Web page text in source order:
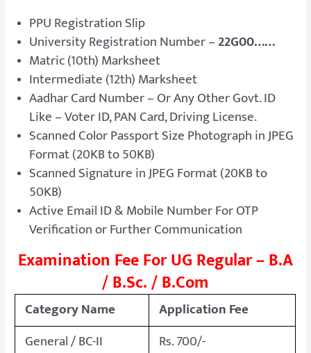
PPU Registration Slip
University Registration Number –22G00……
Matric (10th) Marksheet
Intermediate (12th) Marksheet
Aadhar Card Number – Or Any Other Govt. ID
Like – Voter ID, PAN Card, Driving License.
Scanned Color Passport Size Photograph in JPEG
Format (20KB to 50KB)
Scanned Signature in JPEG Format (20KB to
50KB)
Active Email ID & Mobile Number For OTP
Verification or Further Communication
Examination Fee For UG Regular – B.A
/ B.Sc. / B.Com
Category Name
Application Fee
General / BC-II
Rs. 700/-